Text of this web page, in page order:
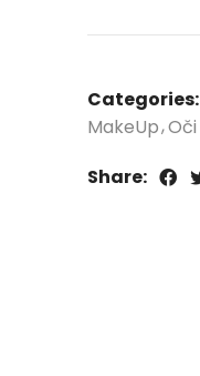
Categories:
MakeUp Oči
Share: